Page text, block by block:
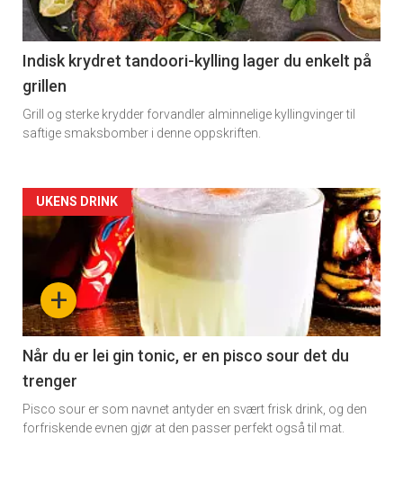
Indisk krydret tandoori-kylling lager du enkelt på
grillen
Grill og sterke krydder forvandler alminnelige kyllingvinger til
saftige smaksbomber i denne oppskriften.
Forsiden
akkurat
nå
-
2
+
UKENS DRINK
Når du er lei gin tonic, er en pisco sour det du
trenger
Pisco sour er som navnet antyder en svært frisk drink, og den
forfriskende evnen gjør at den passer perfekt også til mat.